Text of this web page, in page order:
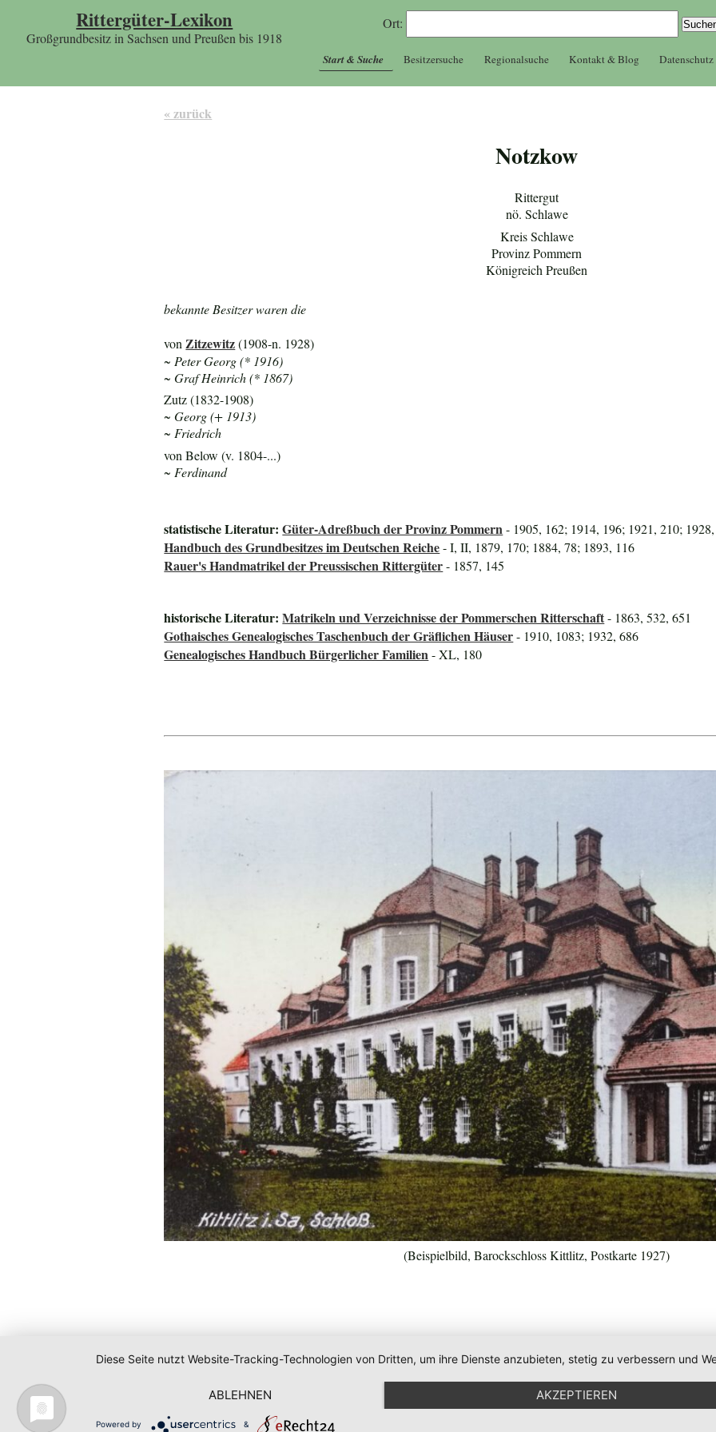
Rittergüter-Lexikon
Großgrundbesitz in Sachsen und Preußen bis 1918
Ort:
Start & Suche Besitzersuche Regionalsuche Kontakt & Blog Datenschutz
« zurück
Notzkow
Rittergut
nö. Schlawe
Kreis Schlawe
Provinz Pommern
Königreich Preußen
bekannte Besitzer waren die
von Zitzewitz(1908-n. 1928)
~ Peter Georg (* 1916)
~ Graf Heinrich (* 1867)
Zutz (1832-1908)
~ Georg (+ 1913)
~ Friedrich
von Below (v. 1804-...)
~ Ferdinand
statistische Literatur:Güter-Adreßbuch der Provinz Pommern - 1905, 162; 1914, 196; 1921, 210;
Handbuch des Grundbesitzes im Deutschen Reiche- I, II, 1879, 170; 1884, 78; 1893, 116
Rauer's Handmatrikel der Preussischen Rittergüter- 1857, 145
historische Literatur:Matrikeln und Verzeichnisse der Pommerschen Ritterschaft- 1863, 532, 651
Gothaisches Genealogisches Taschenbuch der Gräflichen Häuser- 1910, 1083; 1932, 686
Genealogisches Handbuch Bürgerlicher Familien - XL, 180
(Beispielbild, Barockschloss Kittlitz, Postkarte 1927)
Diese Seite nutzt Website-Tracking-Technologien von Dritten, um ihre Dienste anzubieten, stetig zu verbessern und
ABLEHNEN AKZEPTIEREN
Powered by &